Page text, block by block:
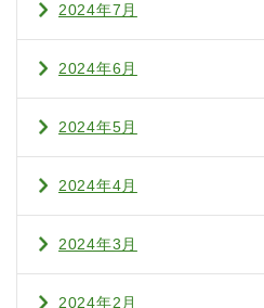
2024年7月
2024年6月
2024年5月
2024年4月
2024年3月
2024年2月